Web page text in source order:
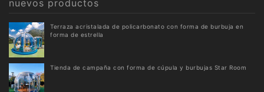
nuevos productos
Terraza acristalada de policarbonato con forma de burbuja en
forma de estrella
Tienda de campaña con forma de cúpula y burbujas Star Room